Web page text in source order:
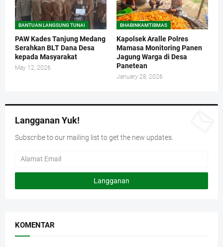
BANTUAN LANGSUNG TUNAI
PAW Kades Tanjung Medang
Serahkan BLT Dana Desa
kepada Masyarakat
May 12, 2026
BHABINKAMTIBMAS
Kapolsek Aralle Polres
Mamasa Monitoring Panen
Jagung Warga di Desa
Panetean
January 28, 2026
Langganan Yuk!
Subscribe to our mailing list to get the new updates.
KOMENTAR